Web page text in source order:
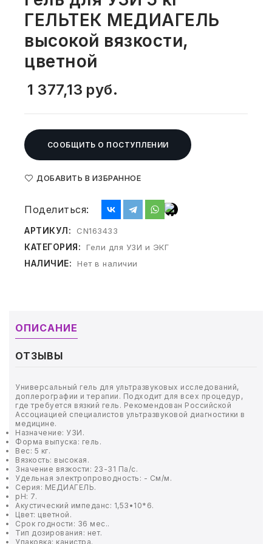
ХОЗТОВАРЫ И ХИМИЯ
ПОДАРКИ И СУВЕНИРЫ
ШКОЛА И ТВОРЧЕСТВО
МЕБЕЛЬ
МЕБЕЛЬ
МЕДИЦИНСКИЕ ТОВАРЫ
СРЕДСТВА ИНДИВИД. ЗАЩИТЫ
(СИЗ)
РАБОЧАЯ ОДЕЖДА И СИЗ
ДОМ И САД
ОФИС
ШКОЛА
ТЕХНИКА ДЛЯ ОФИСА
ПРОДУКТЫ ПИТАНИЯ
УПАКОВКА
ХОЗТОВАРЫ
БУМАГА
РАЗВИВАЮЩЕЕ ОБОРУДОВАНИЕ
СВОБОДНЫЙ ОСТАТОК ТОВАРА
ГЕЛЬТЕК МЕДИАГЕЛЬ
высокой вязкости,
цветной
1 377,13 руб.
СООБЩИТЬ О ПОСТУПЛЕНИИ
ДОБАВИТЬ В ИЗБРАННОЕ
Поделиться:
АРТИКУЛ: CN163433
КАТЕГОРИЯ: Гели для УЗИ и ЭКГ
НАЛИЧИЕ: Нет в наличии
ОПИСАНИЕ
ОТЗЫВЫ
Универсальный гель для ультразвуковых исследований,
доплерографии и терапии. Подходит для всех процедур,
где требуется вязкий гель. Рекомендован Российской
Ассоциацией специалистов ультразвуковой диагностики в
медицине.
Назначение: УЗИ.
Форма выпуска: гель.
Вес: 5 кг.
Вязкость: высокая.
Значение вязкости: 23-31 Па/c.
Удельная электропроводность: - См/м.
Серия: МЕДИАГЕЛЬ.
pH: 7.
Акустический импеданс: 1,53•10*6.
Цвет: цветной.
Срок годности: 36 мес..
Тип дозирования: нет.
Упаковка: канистра.